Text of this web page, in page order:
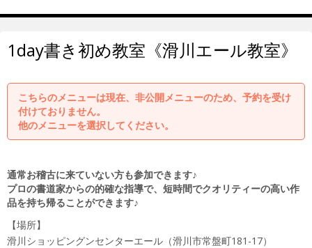
1day書き初め教室《滑川エール教室》
こちらのメニューは現在、非公開メニューのため、予約を受け
付けておりません。
他のメニューを選択してください。
通常お稽古に来ていない方も参加できます♪
プロの書道家からの的確な指導で、短時間でクオリティーの高い作
品を持ち帰ることができます♪
【場所】
滑川ショッピングンセンターエール（滑川市常盤町181-17）